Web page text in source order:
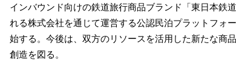
インバウンド向けの鉄道旅行商品ブランド「東日本鉄
れる株式会社を通じて運営する公認⺠泊プラットフォ
始する。今後は、双方のリソースを活用した新たな商
創造を図る。